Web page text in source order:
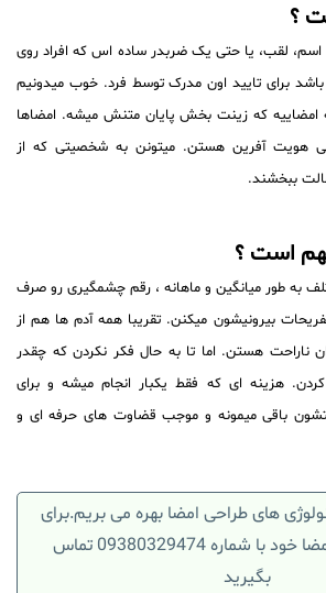
؟
لقب، یا حتی یک ضربدر ساده‌ اس که افراد روی
برای تایید اون مدرک توسط فرد. خوب میدونیم
امضاییه که زینت بخش پایان متنش میشه. امضاها
هویت آفرین هستن. میتونن به شخصیتی که از
ببخشند.
است ؟
به طور میانگین و ماهانه ، رقم چشمگیری رو صرف
بیرونیشون میکنن. تقریبا همه آدم ها هم از
هستن. اما تا به حال فکر نکردن که چقدر
هزینه ای که فقط یکبار انجام میشه و برای
باقی میمونه و موجب قضاوت های حرفه ای و
هایطراحی امضا بهره می بریم.برای
خود با شماره 09380329474 تماس
بگیرید